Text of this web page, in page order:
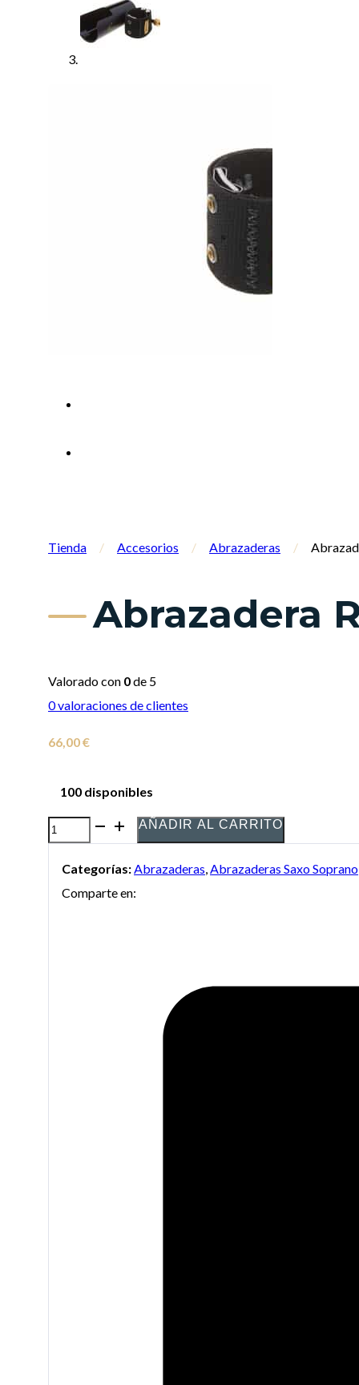
Tienda / Accesorios / Abrazaderas /
Abrazadera
Valorado con 0de 5
0valoraciones de clientes
66,00€
100 disponibles
Abrazadera
Versa
para
AÑADIR AL CARRITO
Categorías: Abrazaderas Abrazaderas Saxo Soprano
Comparte en: